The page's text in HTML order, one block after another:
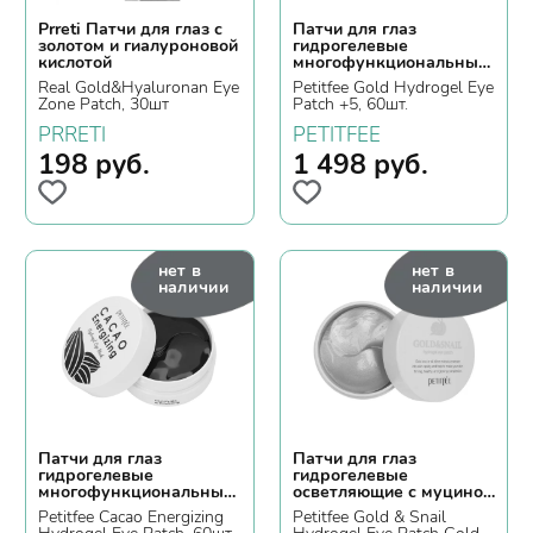
Prreti Патчи для глаз с
золотом и гиалуроновой
кислотой
Real Gold&Hyaluronan Eye
Zone Patch, 30шт
PRRETI
198 руб.
Патчи для глаз
гидрогелевые
многофункциональные
с золотым комплексом
Petitfee Gold Hydrogel Eye
Patch +5, 60шт.
PETITFEE
1 498 руб.
нет в
наличии
Патчи для глаз
гидрогелевые
многофункциональные
с экстрактом какао
Petitfee Cacao Energizing
нет в
наличии
Патчи для глаз
гидрогелевые
осветляющие с муцином
улитки и золотом
Petitfee Gold & Snail